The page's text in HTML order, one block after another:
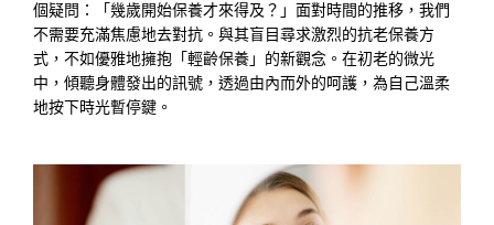
個疑問：「幾歲開始保養才來得及？」面對時間的推移，我們
不需要充滿焦慮地去對抗。與其盲目尋求激烈的抗老保養方
式，不如優雅地擁抱「輕齡保養」的新觀念。在初老的微光
中，傾聽身體發出的訊號，透過由內而外的呵護，為自己溫柔
地按下時光暫停鍵。